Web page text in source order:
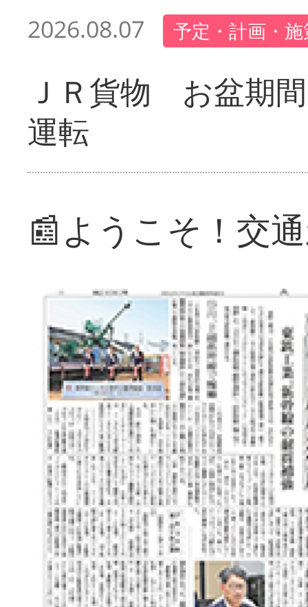
2026.08.07 予定・計画・
ＪＲ貨物 お盆期
運転
📰ようこそ！交